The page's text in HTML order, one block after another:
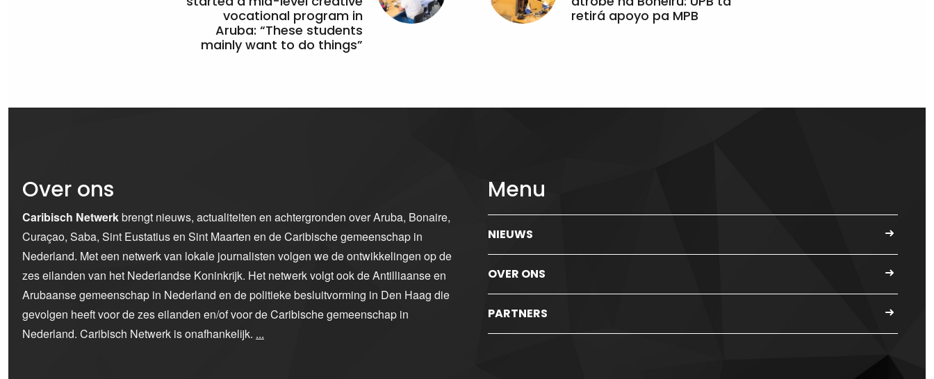
vocational program in
Aruba: “These students
mainly want to do things”
retirá apoyo pa MPB
Over ons
Caribisch Netwerkbrengt nieuws, actualiteiten en achtergronden over Aruba, Bonaire,
Curaçao, Saba, Sint Eustatius en Sint Maarten en de Caribische gemeenschap in
Nederland. Met een netwerk van lokale journalisten volgen we de ontwikkelingen op de
zes eilanden van het Nederlandse Koninkrijk. Het netwerk volgt ook de Antilliaanse en
Arubaanse gemeenschap in Nederland en de politieke besluitvorming in Den Haag die
gevolgen heeft voor de zes eilanden en/of voor de Caribische gemeenschap in
Nederland. Caribisch Netwerk is onafhankelijk. ...
Menu
NIEUWS
OVER ONS
PARTNERS